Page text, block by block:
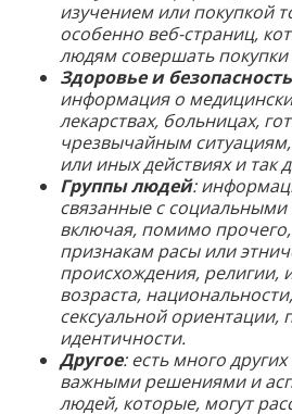
изучением или покупкой
особенно веб-страниц,
людям совершать покупки
Здоровье и безопасность
информация о
лекарствах, больницах,
чрезвычайным
или иных действиях и так
Группы людей:
связанные с
включая, помимо
признакам расы или
происхождения, религии,
возраста,
сексуальной ориентации,
идентичности.
Другое: есть много
важными решениями и
людей, которые, могут